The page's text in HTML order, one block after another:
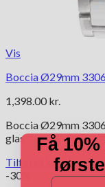
Vis
Boccia Ø29mm
1,398.00 kr.
Boccia Ø29mm
glas
Tilføj til kurv
-30%
Få
E-mail